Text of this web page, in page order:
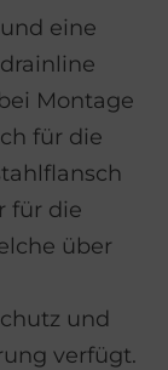
eine
Montage
für die
für die
über
und
verfügt.